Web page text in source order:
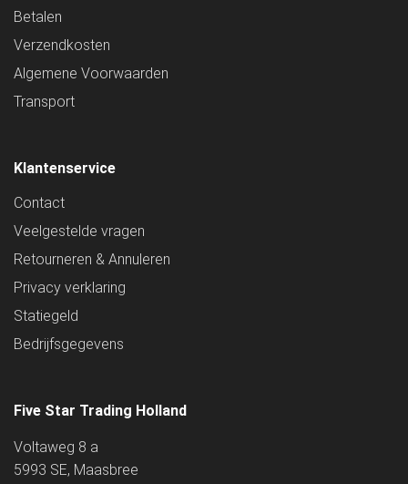
Betalen
Verzendkosten
Algemene Voorwaarden
Transport
Klantenservice
Contact
Veelgestelde vragen
Retourneren & Annuleren
Privacy verklaring
Statiegeld
Bedrijfsgegevens
Five Star Trading Holland
Voltaweg 8 a
5993 SE, Maasbree